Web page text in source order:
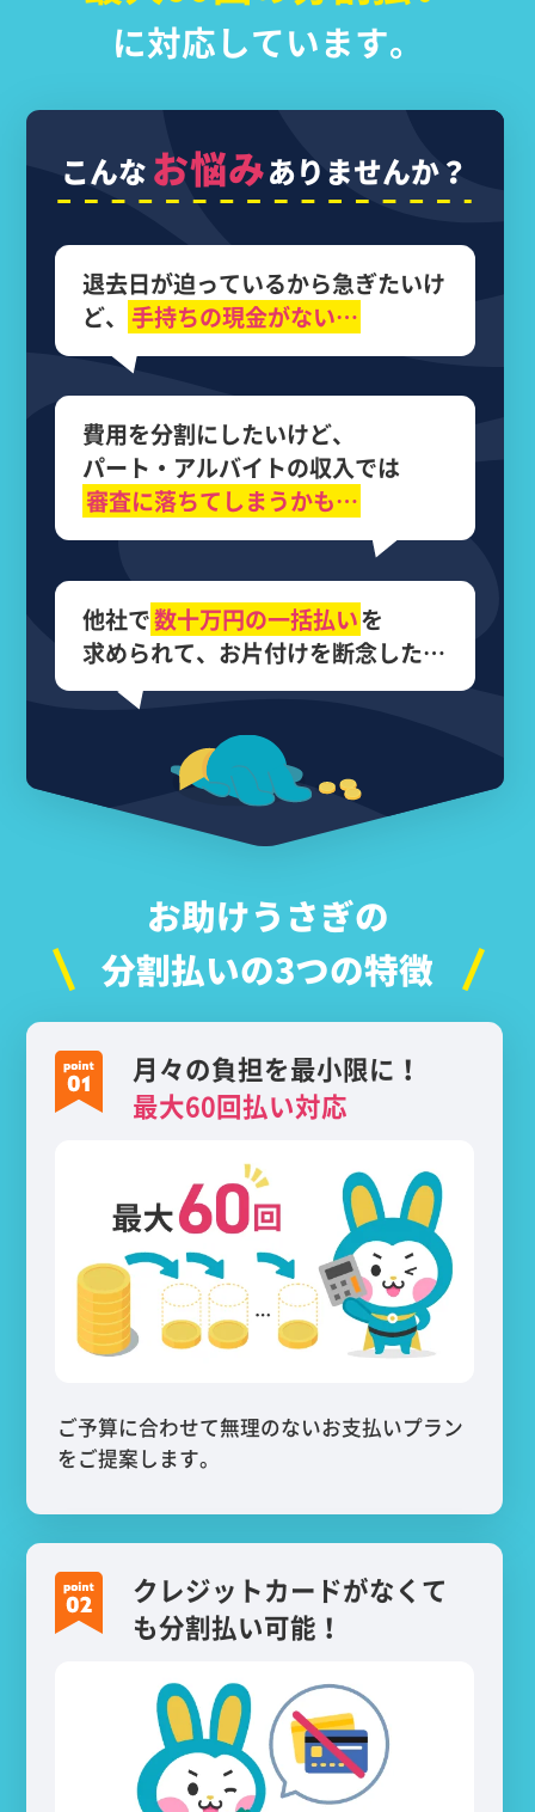
に対応しています。
こんなお悩みありませんか？
退去日が迫っているから急ぎたいけ
ど、 手持ちの現金がない…
費用を分割にしたいけど、
パート・アルバイトの収入では
審査に落ちてしまうかも…
他社で数十万円の一括払いを
求められて、 お片付けを断念した…
お助けうさぎの
分割払いの3つの特徴
月々の負担を最小限に！
最大60回払い対応
ご予算に合わせて無理のないお支払いプラン
をご提案します。
クレジットカードがなくて
も分割払い可能！